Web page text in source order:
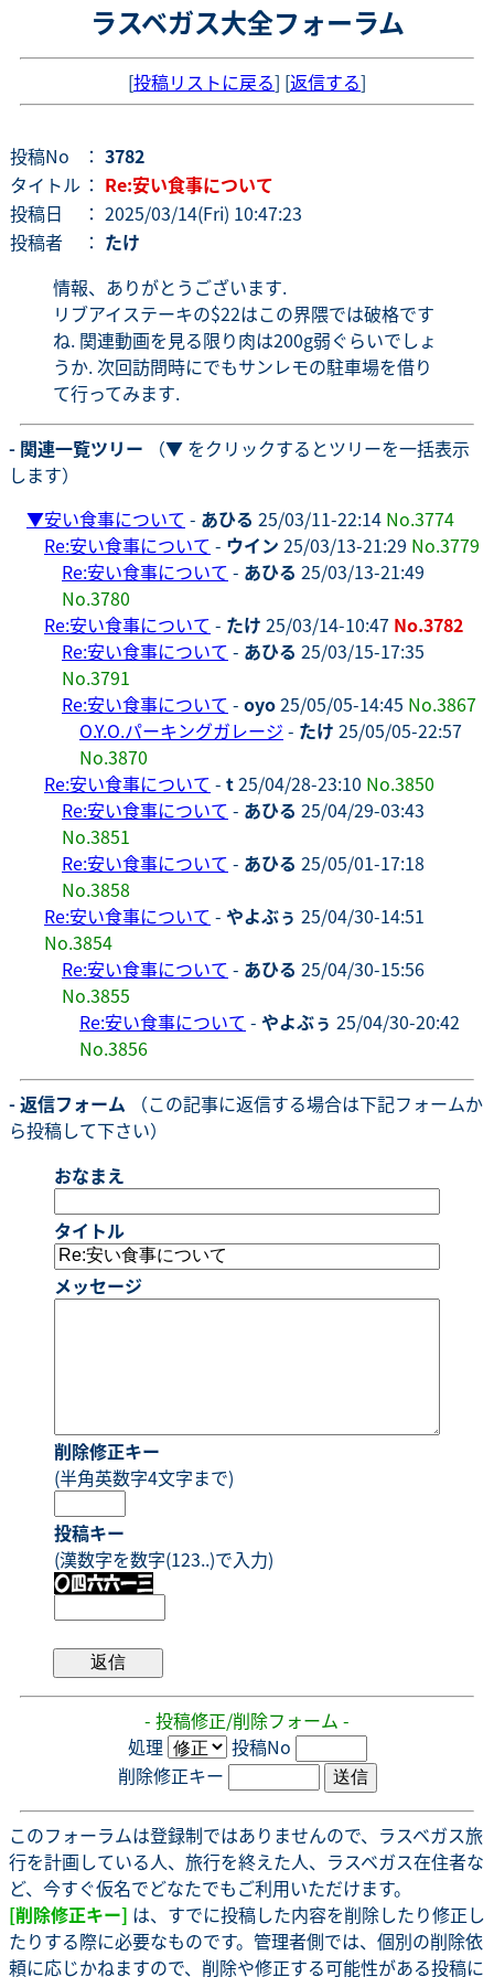
ラスベガス大全フォーラム
[投稿リストに戻る] [返信する]
投稿No ： 3782
タイトル ： Re:安い食事について
投稿日
： 2025/03/14(Fri) 10:47:23
投稿者
： たけ
情報、ありがとうございます.
リブアイステーキの$22はこの界隈では破格です
ね. 関連動画を見る限り肉は200g弱ぐらいでしょ
うか. 次回訪問時にでもサンレモの駐車場を借り
て行ってみます.
- 関連一覧ツリー （▼ をクリックするとツリーを一括表示
します）
▼安い食事について - あひる 25/03/11-22:14 No.3774
Re:安い食事について - ウイン 25/03/13-21:29 No.3779
Re:安い食事について - あひる 25/03/13-21:49
No.3780
Re:安い食事について - たけ 25/03/14-10:47 No.3782
Re:安い食事について - あひる 25/03/15-17:35
No.3791
Re:安い食事について - oyo25/05/05-14:45 No.3867
O.Y.O.パーキングガレージ - たけ 25/05/05-22:57
No.3870
Re:安い食事について - t25/04/28-23:10 No.3850
Re:安い食事について - あひる 25/04/29-03:43
No.3851
Re:安い食事について - あひる 25/05/01-17:18
No.3858
Re:安い食事について - やよぶぅ 25/04/30-14:51
No.3854
Re:安い食事について - あひる 25/04/30-15:56
No.3855
Re:安い食事について - やよぶぅ 25/04/30-20:42
No.3856
- 返信フォーム （この記事に返信する場合は下記フォームか
ら投稿して下さい）
おなまえ
タイトル
メッセージ
削除修正キー
(半角英数字4文字まで)
投稿キー
(漢数字を数字(123..)で入力)
- 投稿修正/削除フォーム -
処理
投稿No
削除修正キー
このフォーラムは登録制ではありませんので、ラスベガス旅
行を計画している人、旅行を終えた人、ラスベガス在住者な
ど、今すぐ仮名でどなたでもご利用いただけます。
[削除修正キー] は、すでに投稿した内容を削除したり修正し
たりする際に必要なものです。管理者側では、個別の削除依
頼に応じかねますので、削除や修正する可能性がある投稿に